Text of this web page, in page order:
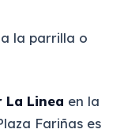
la parrilla o
La Linea en la
Fariñas es